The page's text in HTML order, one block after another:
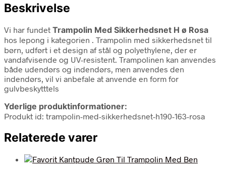
Beskrivelse
Vi har fundet Trampolin Med Sikkerhedsnet H ø Rosa
hos lepong i kategorien . Trampolin med sikkerhedsnet til
børn, udført i et design af stål og polyethylene, der er
vandafvisende og UV-resistent. Trampolinen kan anvendes
både udendørs og indendørs, men anvendes den
indendørs, vil vi anbefale at anvende en form for
gulvbeskytttels
Yderlige produktinformationer:
Produkt id: trampolin-med-sikkerhedsnet-h190-163-rosa
Relaterede varer